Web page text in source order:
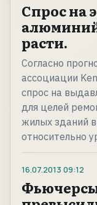
Спрос на
расти.
Согласно
ассоциации
спрос на
для целей
жилых зданий
относительно
16.07.2013 09:12